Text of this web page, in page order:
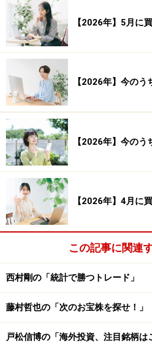
ジョブス氏の画期的なアイディア
ップル
ジョブズ氏が復帰した直後の株
株価に調整して僅か46セントに
の復帰後の最初の仕事は、当時
なった「iMac」シリーズのコン
年）。 2000年にCEOに任命さ
のアップルの方向を決める最初
表しました。それでも株価は今
でしばらく推移します。アップ
iTunes（ミュージックストア）
され、 iPodが小型化されて04年
グで話題沸騰の商品となった頃
の売上は、iPodによって初
（2015年は26兆円規模に）。
へと舞い上がって行く時でした
次の決定的なブレークスルーは
代iPhoneでした。この登場によ
益規模を飛躍的に上昇させまし
【2026年】5月に
【2026年】今の
【2026年】今の
【2026年】4月に
この記事に関連
西村剛の「統計で勝つトレード」
藤村哲也の「次のお宝株を探せ！」
戸松信博の「海外投資、注目銘柄は